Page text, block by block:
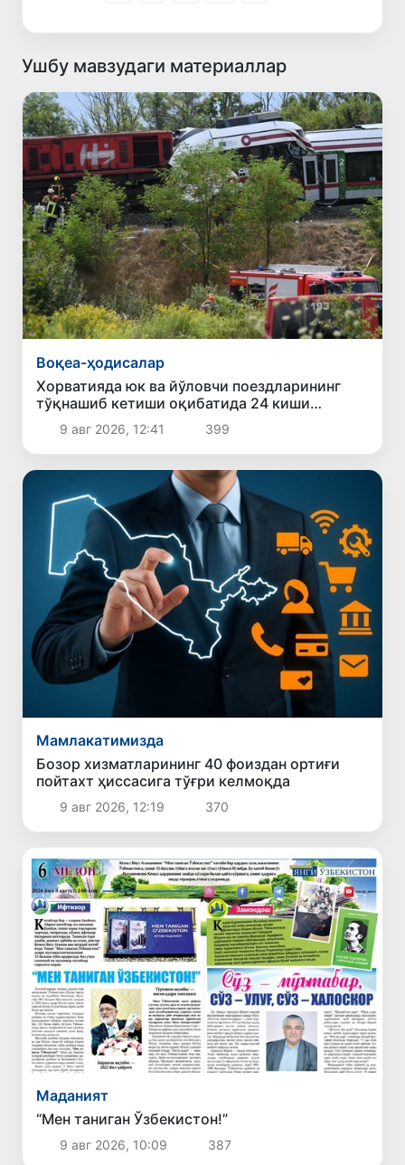
Ушбу мавзудаги материаллар
Воқеа-ҳодисалар
Хорватияда юк ва йўловчи поездларининг
тўқнашиб кетиши оқибатида 24 киши
жабрланди
9 авг 2026, 12:41 399
Мамлакатимизда
Бозор хизматларининг 40 фоиздан ортиғи
пойтахт ҳиссасига тўғри келмоқда
9 авг 2026, 12:19 370
Маданият
“Мен таниган Ўзбекистон!”
9 авг 2026, 10:09 387